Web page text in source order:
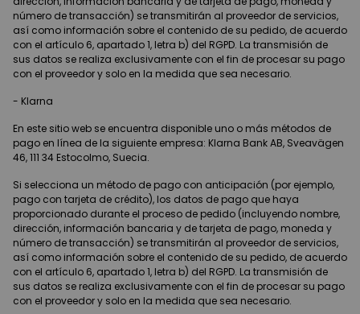
número de transacción) se transmitirán al proveedor de servicios,
así como información sobre el contenido de su pedido, de acuerdo
con el artículo 6, apartado 1, letra b) del RGPD. La transmisión de
sus datos se realiza exclusivamente con el fin de procesar su pago
con el proveedor y solo en la medida que sea necesario.
- Klarna
En este sitio web se encuentra disponible uno o más métodos de
pago en línea de la siguiente empresa: Klarna Bank AB, Sveavägen
46, 111 34 Estocolmo, Suecia.
Si selecciona un método de pago con anticipación (por ejemplo,
pago con tarjeta de crédito), los datos de pago que haya
proporcionado durante el proceso de pedido (incluyendo nombre,
dirección, información bancaria y de tarjeta de pago, moneda y
número de transacción) se transmitirán al proveedor de servicios,
así como información sobre el contenido de su pedido, de acuerdo
con el artículo 6, apartado 1, letra b) del RGPD. La transmisión de
sus datos se realiza exclusivamente con el fin de procesar su pago
con el proveedor y solo en la medida que sea necesario.